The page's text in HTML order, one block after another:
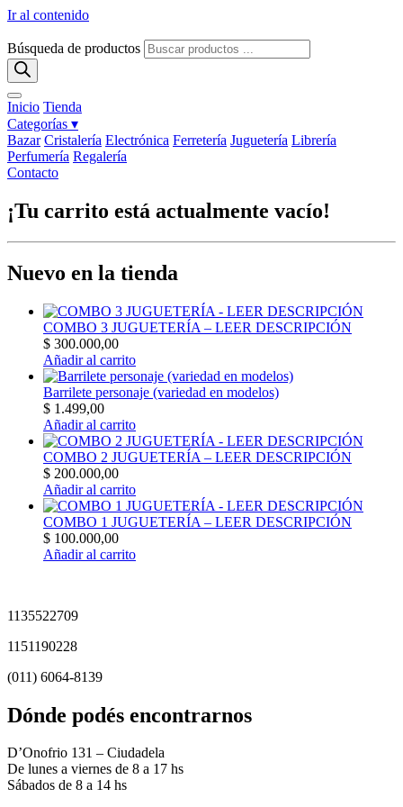
Ir al contenido
Búsqueda de productos
Inicio Tienda
Categorías ▾
Bazar Cristalería Electrónica Ferretería Juguetería Librería
Perfumería Regalería
Contacto
¡Tu carrito está actualmente vacío!
Nuevo en la tienda
COMBO 3 JUGUETERÍA – LEER DESCRIPCIÓN
$ 300.000,00
Añadir al carrito
Barrilete personaje (variedad en modelos)
$ 1.499,00
Añadir al carrito
COMBO 2 JUGUETERÍA – LEER DESCRIPCIÓN
$ 200.000,00
Añadir al carrito
COMBO 1 JUGUETERÍA – LEER DESCRIPCIÓN
$ 100.000,00
Añadir al carrito
1135522709
1151190228
(011) 6064-8139
Dónde podés encontrarnos
D’Onofrio 131 – Ciudadela
De lunes a viernes de 8 a 17 hs
Sábados de 8 a 14 hs